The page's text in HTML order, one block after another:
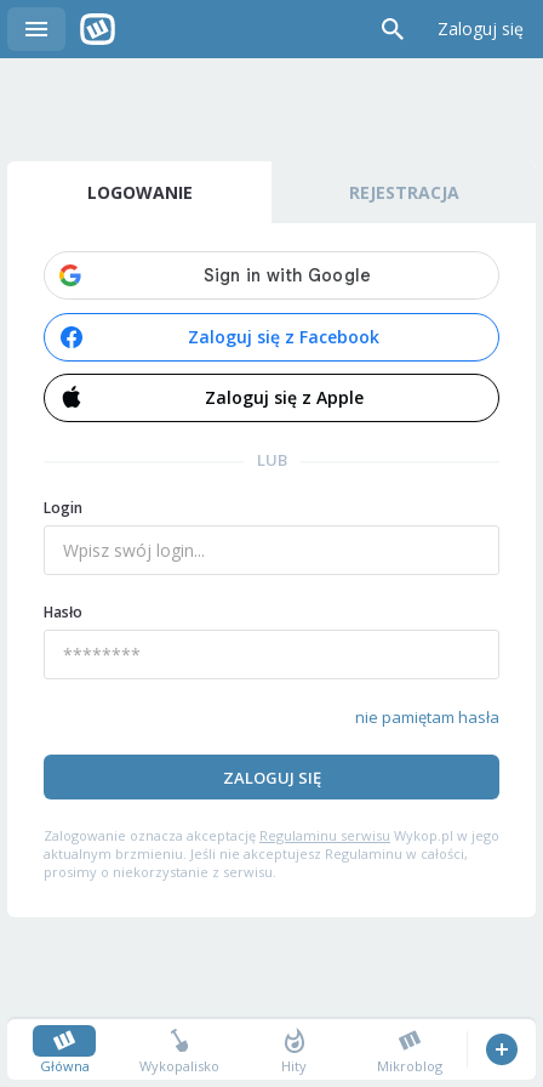
Zaloguj się
LOGOWANIE REJESTRACJA
Zaloguj się z Facebook
Zaloguj się z Apple
LUB
Login
Hasło
nie pamiętam hasła
ZALOGUJ SIĘ
Zalogowanie oznacza akceptację Regulaminu serwisu Wykop.pl w jego
aktualnym brzmieniu. Jeśli nie akceptujesz Regulaminu w całości,
prosimy o niekorzystanie z serwisu.
Główna Wykopalisko Hity Mikroblog